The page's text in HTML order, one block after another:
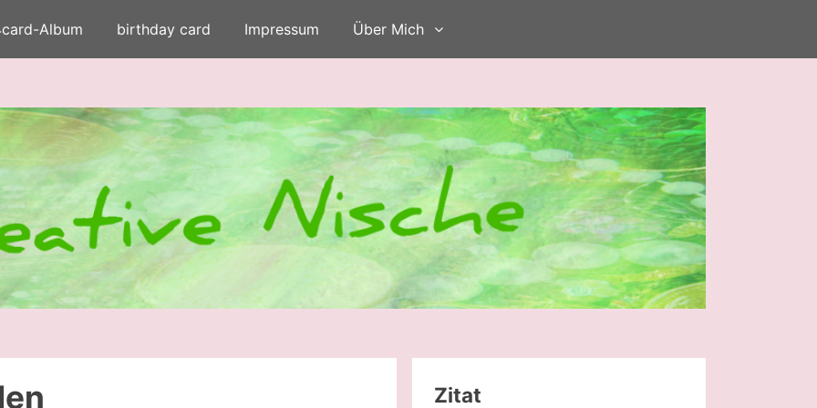
Album birthday card Impressum Über Mich
Zitat